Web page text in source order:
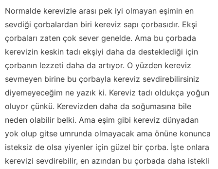
Normalde kerevizle arası pek iyi olmayan eşimin en
sevdiği çorbalardan biri kereviz sapı çorbasıdır. Ekşi
çorbaları zaten çok sever genelde. Ama bu çorbada
kerevizin keskin tadı ekşiyi daha da desteklediği için
çorbanın lezzeti daha da artıyor. O yüzden kereviz
sevmeyen birine bu çorbayla kereviz sevdirebilirsiniz
diyemeyeceğim ne yazık ki. Kereviz tadı oldukça yoğun
oluyor çünkü. Kerevizden daha da soğumasına bile
neden olabilir belki. Ama eşim gibi kereviz dünyadan
yok olup gitse umrunda olmayacak ama önüne konunca
isteksiz de olsa yiyenler için güzel bir çorba. İşte onlara
kerevizi sevdirebilir, en azından bu çorbada daha istekli